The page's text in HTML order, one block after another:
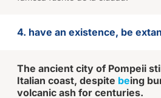
4. have an existence, be
The ancient city of Pompeii
Italian coast, despite being
volcanic ash for centuries.